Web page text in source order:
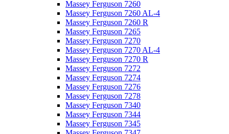
Massey Ferguson 7260
Massey Ferguson 7260 AL-4
Massey Ferguson 7260 R
Massey Ferguson 7265
Massey Ferguson 7270
Massey Ferguson 7270 AL-4
Massey Ferguson 7270 R
Massey Ferguson 7272
Massey Ferguson 7274
Massey Ferguson 7276
Massey Ferguson 7278
Massey Ferguson 7340
Massey Ferguson 7344
Massey Ferguson 7345